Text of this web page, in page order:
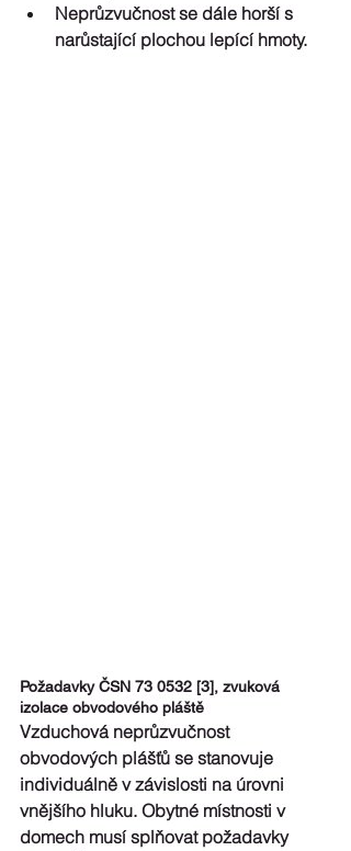
Neprůzvučnost se dále horší s
narůstající plochou lepící hmoty.
Požadavky ČSN 73 0532 [3], zvuková
izolace obvodového pláště
Vzduchová neprůzvučnost
obvodových plášťů se stanovuje
individuálně v závislosti na úrovni
vnějšího hluku. Obytné místnosti v
domech musí splňovat požadavky